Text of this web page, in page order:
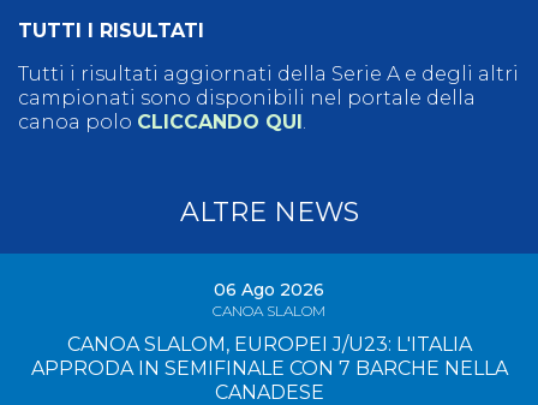
TUTTI I RISULTATI
Tutti i risultati aggiornati della Serie A e degli altri
campionati sono disponibili nel portale della
canoa polo CLICCANDO QUI.
ALTRE NEWS
06 Ago 2026
CANOA SLALOM
CANOA SLALOM, EUROPEI J/U23: L'ITALIA
APPRODA IN SEMIFINALE CON 7 BARCHE NELLA
CANADESE